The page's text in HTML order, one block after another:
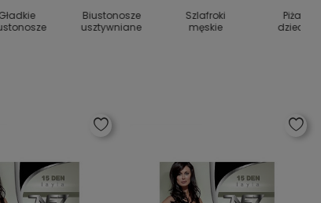
Biustonosze
usztywniane
Szlafroki
męskie
Piżamy